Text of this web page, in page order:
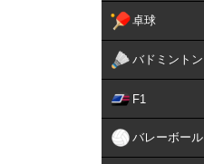
卓球
バドミントン
F1
バレーボール